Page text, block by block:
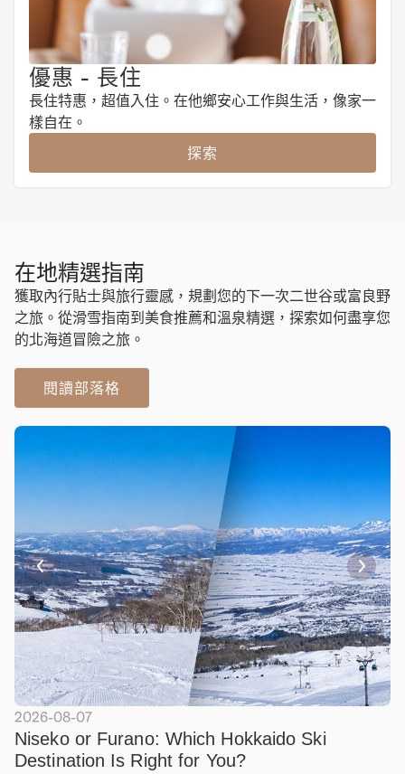
優惠 - 長住
長住特惠，超值入住。在他鄉安心工作與生活，像家一
樣自在。
探索
在地精選指南
獲取內行貼士與旅行靈感，規劃您的下一次二世谷或富良野
之旅。從滑雪指南到美食推薦和溫泉精選，探索如何盡享您
的北海道冒險之旅。
閱讀部落格
2026-08-07
Niseko or Furano: Which Hokkaido Ski
Destination Is Right for You?